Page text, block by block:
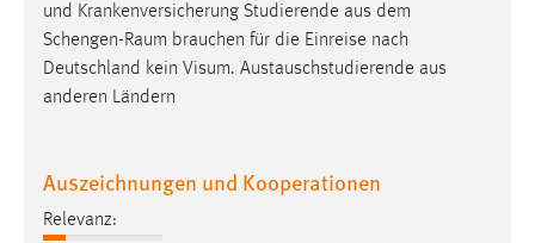
und Krankenversicherung Studierende aus dem
Schengen-Raum brauchen für die Einreise nach
Deutschland kein Visum. Austauschstudierende aus
anderen Ländern
Auszeichnungen und Kooperationen
Relevanz: